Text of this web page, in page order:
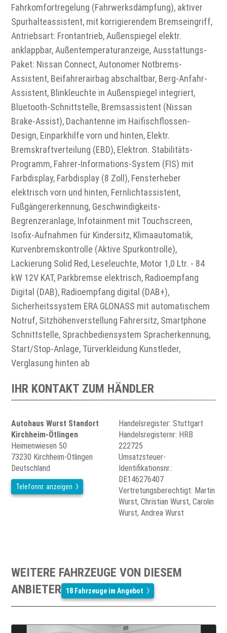
Fahrkomfortregelung (Fahrwerksdämpfung), aktiver
Spurhalteassistent, mit korrigierendem Bremseingriff,
Antriebsart: Frontantrieb, Außenspiegel elektr.
anklappbar, Außentemperaturanzeige, Ausstattungs-
Paket: Nissan Connect, Autonomer Notbrems-
Assistent, Beifahrerairbag abschaltbar, Berg-Anfahr-
Assistent, Blinkleuchte in Außenspiegel integriert,
Bluetooth-Schnittstelle, Bremsassistent (Nissan
Brake-Assist), Dachantenne im Haifischflossen-
Design, Einparkhilfe vorn und hinten, Elektr.
Bremskraftverteilung (EBD), Elektron. Stabilitäts-
Programm, Fahrer-Informations-System (FIS) mit
Farbdisplay, Farbdisplay (8 Zoll), Fensterheber
elektrisch vorn und hinten, Fernlichtassistent,
Fußgängererkennung, Geschwindigkeits-
Begrenzeranlage, Infotainment mit Touchscreen,
Isofix-Aufnahmen für Kindersitz, Klimaautomatik,
Kurvenbremskontrolle (Aktive Spurkontrolle),
Lackierung Solid Red, Leseleuchte, Motor 1,0 Ltr. - 84
kW 12V KAT, Parkbremse elektrisch, Radioempfang
Digital (DAB), Radioempfang digital (DAB+),
Sicherheitssystem ERA GLONASS mit automatischem
Notruf, Sitzhöhenverstellung Fahrersitz, Smartphone
Schnittstelle, Sprachbediensystem Spracherkennung,
Start/Stop-Anlage, Türverkleidung Kunstleder,
Verglasung hinten ab
IHR KONTAKT ZUM HÄNDLER
Autohaus Wurst Standort
Kirchheim-Ötlingen
Heimenwiesen 50
73230 Kirchheim-Ötlingen
Deutschland
Telefonnr. anzeigen
Handelsregister: Stuttgart
Handelsregisternr: HRB
222725
Umsatzsteuer-
Identifikationsnr.:
DE146276407
Vertretungsberechtigt: Martin
Wurst, Christian Wurst, Carolin
Wurst, Andrea Wurst
WEITERE FAHRZEUGE VON DIESEM
ANBIETER 18 Fahrzeuge im Angebot